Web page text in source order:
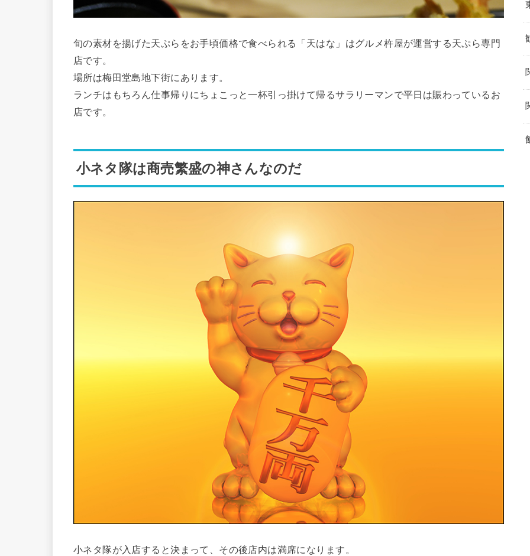
旬の素材を揚げた天ぷらをお手頃価格で食べられる「天はな」はグルメ杵屋が運営する天ぷら専門
店です。
場所は梅田堂島地下街にあります。
ランチはもちろん仕事帰りにちょこっと一杯引っ掛けて帰るサラリーマンで平日は賑わっているお
店です。
小ネタ隊は商売繁盛の神さんなのだ
小ネタ隊が入店すると決まって、その後店内は満席になります。